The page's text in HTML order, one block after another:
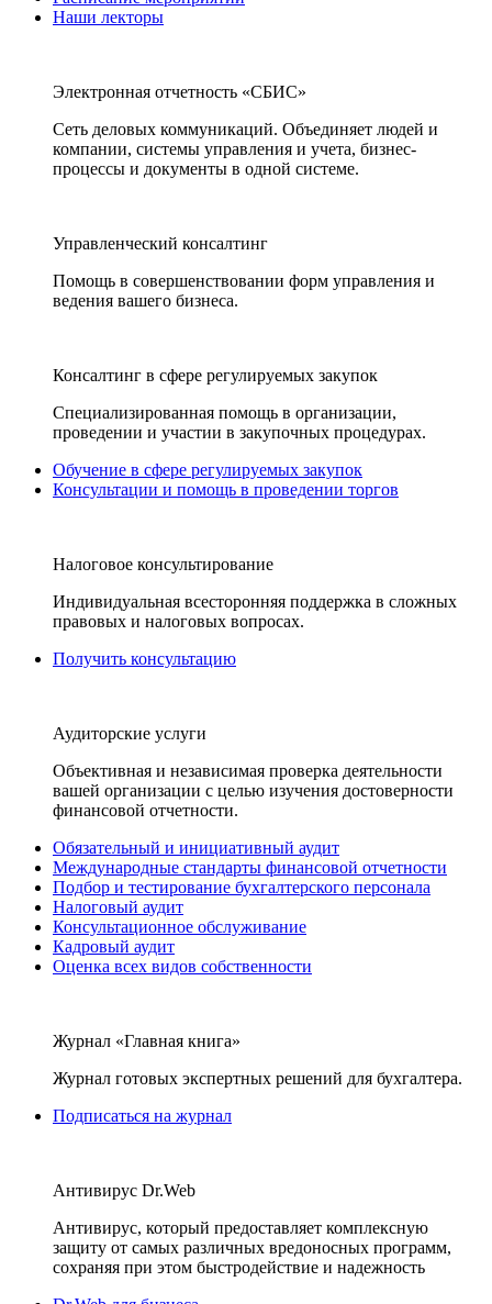
Наши лекторы
Электронная отчетность «СБИС»
Сеть деловых коммуникаций. Объединяет людей и
компании, системы управления и учета, бизнес-
процессы и документы в одной системе.
Управленческий консалтинг
Помощь в совершенствовании форм управления и
ведения вашего бизнеса.
Консалтинг в сфере регулируемых закупок
Специализированная помощь в организации,
проведении и участии в закупочных процедурах.
Обучение в сфере регулируемых закупок
Консультации и помощь в проведении торгов
Налоговое консультирование
Индивидуальная всесторонняя поддержка в сложных
правовых и налоговых вопросах.
Получить консультацию
Аудиторские услуги
Объективная и независимая проверка деятельности
вашей организации с целью изучения достоверности
финансовой отчетности.
Обязательный и инициативный аудит
Международные стандарты финансовой отчетности
Подбор и тестирование бухгалтерского персонала
Налоговый аудит
Консультационное обслуживание
Кадровый аудит
Оценка всех видов собственности
Журнал «Главная книга»
Журнал готовых экспертных решений для бухгалтера.
Подписаться на журнал
Антивирус Dr.Web
Антивирус, который предоставляет комплексную
защиту от самых различных вредоносных программ,
сохраняя при этом быстродействие и надежность